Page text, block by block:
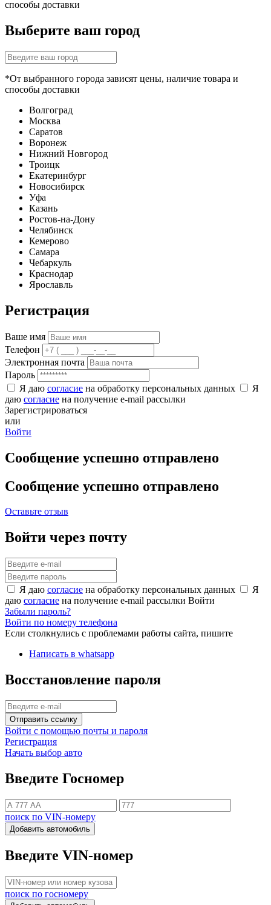
способы доставки
Выберите ваш город
*От выбранного города зависят цены, наличие товара и
способы доставки
Волгоград
Москва
Саратов
Воронеж
Нижний Новгород
Троицк
Екатеринбург
Новосибирск
Уфа
Казань
Ростов-на-Дону
Челябинск
Кемерово
Самара
Чебаркуль
Краснодар
Ярославль
Регистрация
Ваше имя
Телефон
Электронная почта
Пароль
Я даю согласие на обработку персональных данных
Я
даю согласие на получение e-mail рассылки
Зарегистрироваться
или
Войти
Сообщение успешно отправлено
Сообщение успешно отправлено
Оставьте отзыв
Войти через почту
Я даю согласие на обработку персональных данных
Я
даю согласие на получение e-mail рассылки Войти
Забыли пароль?
Войти по номеру телефона
Если столкнулись с проблемами работы сайта, пишите
Написать в whatsapp
Восстановление пароля
Отправить ссылку
Войти с помощью почты и пароля
Регистрация
Начать выбор авто
Введите Госномер
поиск по VIN-номеру
Добавить автомобиль
Введите VIN-номер
поиск по госномеру